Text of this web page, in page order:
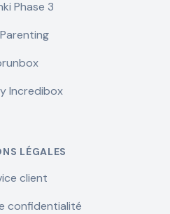
Phase 3
Incredibox
LÉGALES
client
confidentialité